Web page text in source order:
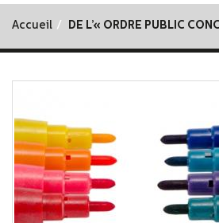
Accueil DE L’« ORDRE PUBLIC